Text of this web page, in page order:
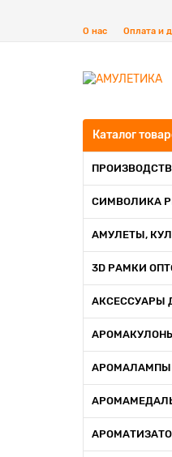
О нас
Оплата и
Каталог
СИМВОЛИКА
АМУЛЕТЫ,
3D РАМКИ
АКСЕССУАРЫ
АРОМАЛАМПЫ